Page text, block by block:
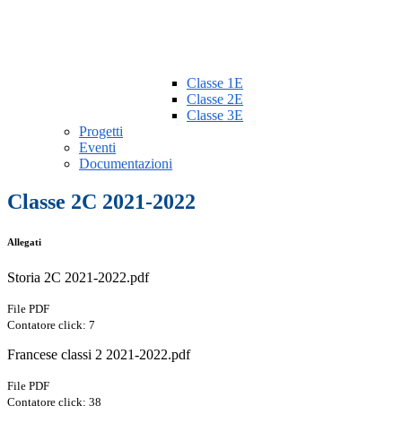
Classe 1E
Classe 2E
Classe 3E
Progetti
Eventi
Documentazioni
Classe 2C 2021-2022
Allegati
Storia 2C 2021-2022.pdf
File PDF
Contatore click: 7
Francese classi 2 2021-2022.pdf
File PDF
Contatore click: 38